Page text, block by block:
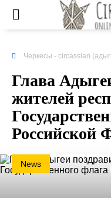
Черкесы - circassian
Глава
жителей
Российской
News